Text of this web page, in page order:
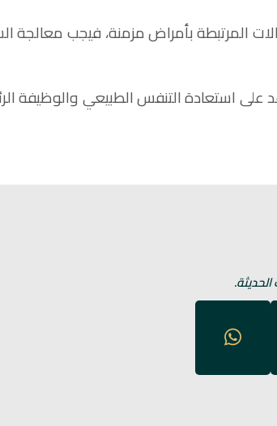
المرتبطة بأمراض مزمنة، فيجب معالجة
استعادة التنفس الطبيعي والوظيفة